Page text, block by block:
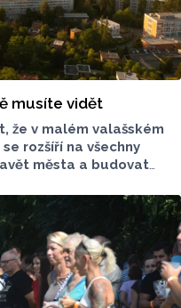
musíte vidět
že v malém valašském
rozšíří na všechny
města a budovat
to se svým obuvnickým
dodnes ukázkou
neexistuje”. Tady
byste si rozhodně
cestovatelský tip.